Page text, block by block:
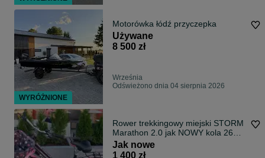
Motorówka łódź przyczepka
Używane
8 500 zł
Września
Odświeżono dnia 04 sierpnia 2026
Rower trekkingowy miejski STORM
Marathon 2.0 jak NOWY kola 26
cali
Jak nowe
1 400 zł
WYRÓŻNIONE